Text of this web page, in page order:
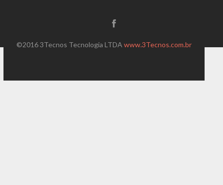
©2016 3Tecnos Tecnologia LTDA www.3Tecnos.com.br